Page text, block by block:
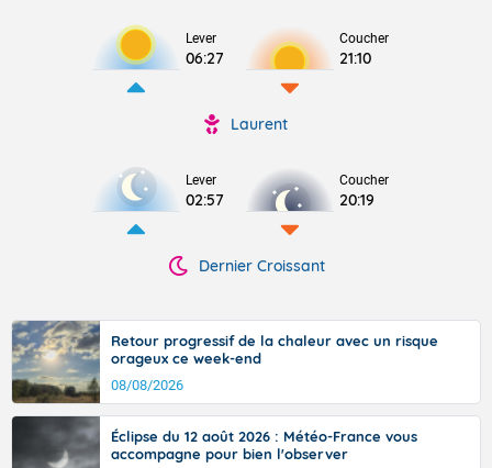
Lever
06:27
Coucher
21:10
Laurent
Lever
02:57
Coucher
20:19
Dernier Croissant
Retour progressif de la chaleur avec un risque
orageux ce week-end
08/08/2026
Éclipse du 12 août 2026 : Météo-France vous
accompagne pour bien l'observer